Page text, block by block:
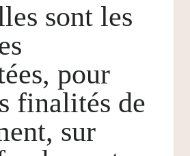
sont les
pour
finalités de
sur